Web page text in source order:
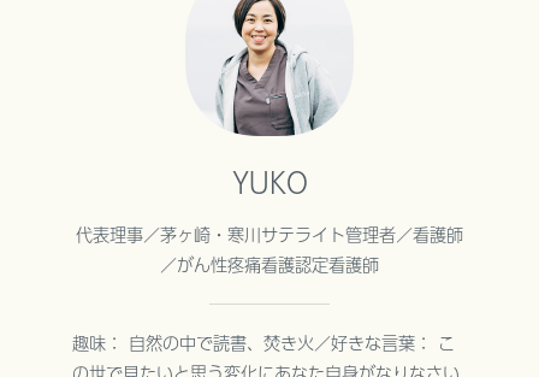
数字で見るLife&Com
© 2023 Life&Com.
YUKO
代表理事／茅ヶ崎・寒川サテライト管理者／看護師
／がん性疼痛看護認定看護師
趣味： 自然の中で読書、焚き火／好きな言葉： こ